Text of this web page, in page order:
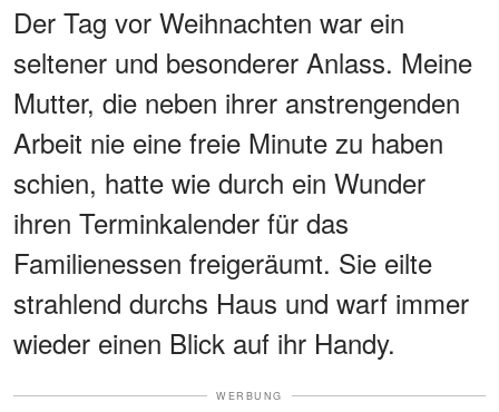
Der Tag vor Weihnachten war ein
seltener und besonderer Anlass. Meine
Mutter, die neben ihrer anstrengenden
Arbeit nie eine freie Minute zu haben
schien, hatte wie durch ein Wunder
ihren Terminkalender für das
Familienessen freigeräumt. Sie eilte
strahlend durchs Haus und warf immer
wieder einen Blick auf ihr Handy.
WERBUNG